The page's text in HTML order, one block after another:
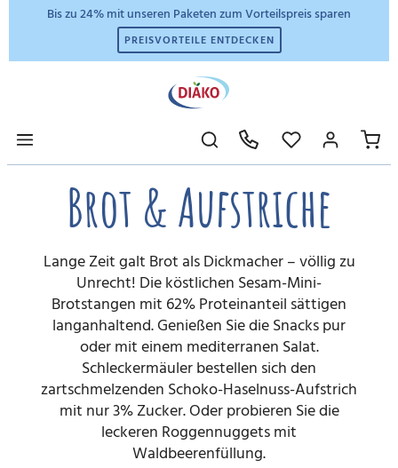
Bis zu 24% mit unseren Paketen zum Vorteilspreis sparen
PREISVORTEILE ENTDECKEN
Brot & Aufstriche
Lange Zeit galt Brot als Dickmacher – völlig zu
Unrecht! Die köstlichen Sesam-Mini-
Brotstangen mit 62% Proteinanteil sättigen
langanhaltend. Genießen Sie die Snacks pur
oder mit einem mediterranen Salat.
Schleckermäuler bestellen sich den
zartschmelzenden Schoko-Haselnuss-Aufstrich
mit nur 3% Zucker. Oder probieren Sie die
leckeren Roggennuggets mit
Waldbeerenfüllung.